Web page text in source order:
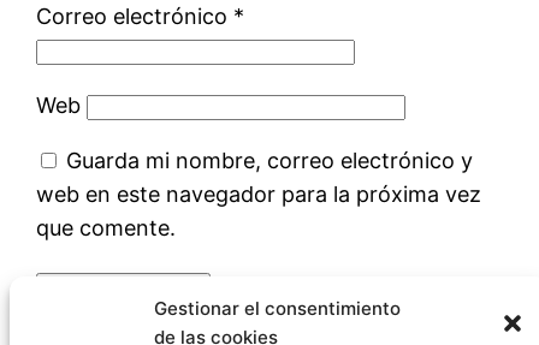
Gestionar el consentimiento
de las cookies
Correo electrónico *
Web
Guarda mi nombre, correo electrónico y
web en este navegador para la próxima vez
que comente.